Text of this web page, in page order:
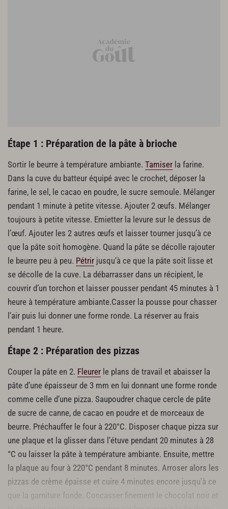
Étape 1 : Préparation de la pâte à brioche
Sortir le beurre à température ambiante. Tamiser la farine.
Dans la cuve du batteur équipé avec le crochet, déposer la
farine, le sel, le cacao en poudre, le sucre semoule. Mélanger
pendant 1 minute à petite vitesse. Ajouter 2 œufs. Mélanger
toujours à petite vitesse. Emietter la levure sur le dessus de
l’œuf. Ajouter les 2 autres œufs et laisser tourner jusqu’à ce
que la pâte soit homogène. Quand la pâte se décolle rajouter
le beurre peu à peu. Pétrir jusqu’à ce que la pâte soit lisse et
se décolle de la cuve. La débarrasser dans un récipient, le
couvrir d’un torchon et laisser pousser pendant 45 minutes à 1
heure à température ambiante.Casser la pousse pour chasser
l’air puis lui donner une forme ronde. La réserver au frais
pendant 1 heure.
Étape 2 : Préparation des pizzas
Couper la pâte en 2. Fleurer le plans de travail et abaisser la
pâte d’une épaisseur de 3 mm en lui donnant une forme ronde
comme celle d’une pizza. Saupoudrer chaque cercle de pâte
de sucre de canne, de cacao en poudre et de morceaux de
beurre. Préchauffer le four à 220°C. Disposer chaque pizza sur
une plaque et la glisser dans l'étuve pendant 20 minutes à 28
°C ou laisser la pâte à température ambiante. Ensuite, mettre
la plaque au four à 220°C pendant 8 minutes. Arroser alors les
pizzas de crème épaisse et cuire 4 minutes encore jusqu'à ce
que la garniture fonde. Concasser finement le chocolat noir et